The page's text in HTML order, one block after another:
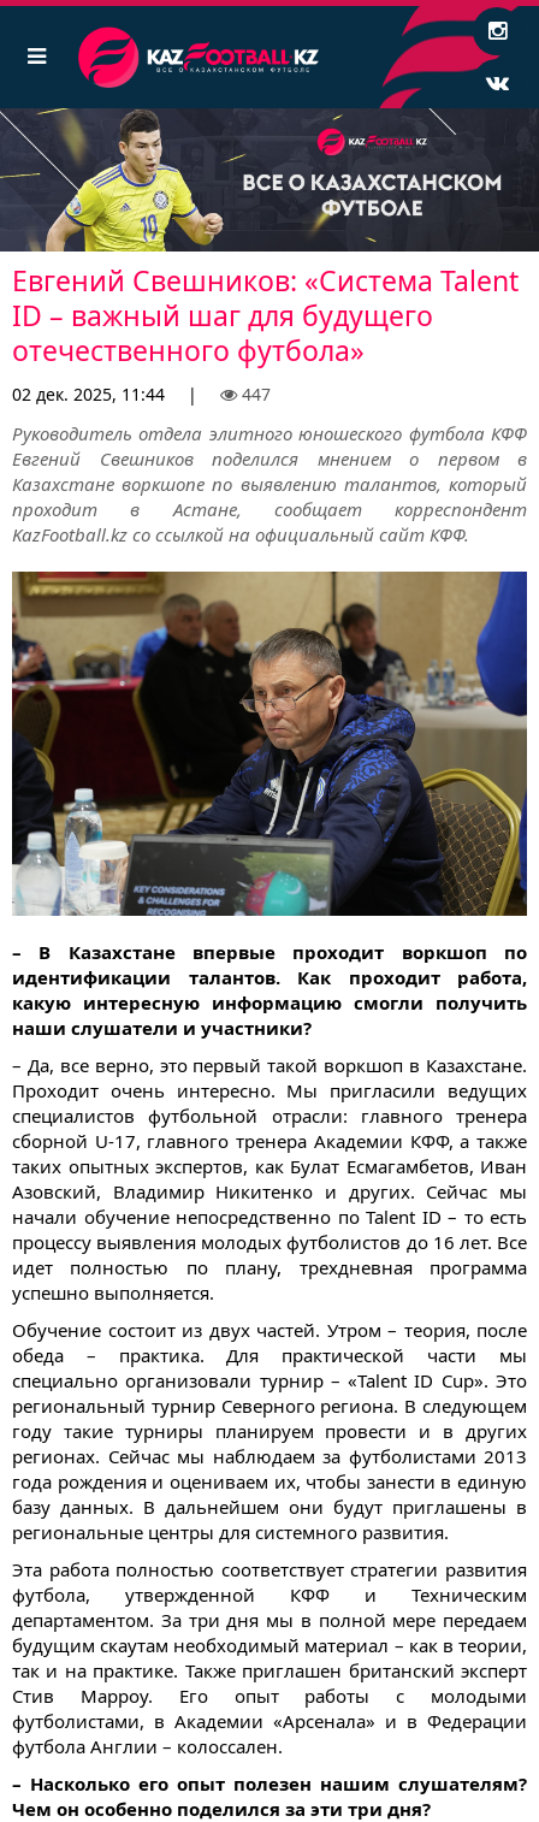
Евгений Свешников: «Система Talent
ID – важный шаг для будущего
отечественного футбола»
02 дек. 2025, 11:44 | 447
Руководитель отдела элитного юношеского футбола КФФ
Евгений Свешников поделился мнением о первом в
Казахстане воркшопе по выявлению талантов, который
проходит в Астане, сообщает корреспондент
KazFootball.kz со ссылкой на официальный сайт КФФ.
– В Казахстане впервые проходит воркшоп по
идентификации талантов. Как проходит работа,
какую интересную информацию смогли получить
наши слушатели и участники?
– Да, все верно, это первый такой воркшоп в Казахстане.
Проходит очень интересно. Мы пригласили ведущих
специалистов футбольной отрасли: главного тренера
сборной U-17, главного тренера Академии КФФ, а также
таких опытных экспертов, как Булат Есмагамбетов, Иван
Азовский, Владимир Никитенко и других. Сейчас мы
начали обучение непосредственно по Talent ID – то есть
процессу выявления молодых футболистов до 16 лет. Все
идет полностью по плану, трехдневная программа
успешно выполняется.
Обучение состоит из двух частей. Утром – теория, после
обеда – практика. Для практической части мы
специально организовали турнир – «Talent ID Cup». Это
региональный турнир Северного региона. В следующем
году такие турниры планируем провести и в других
регионах. Сейчас мы наблюдаем за футболистами 2013
года рождения и оцениваем их, чтобы занести в единую
базу данных. В дальнейшем они будут приглашены в
региональные центры для системного развития.
Эта работа полностью соответствует стратегии развития
футбола, утвержденной КФФ и Техническим
департаментом. За три дня мы в полной мере передаем
будущим скаутам необходимый материал – как в теории,
так и на практике. Также приглашен британский эксперт
Стив Марроу. Его опыт работы с молодыми
футболистами, в Академии «Арсенала» и в Федерации
футбола Англии – колоссален.
– Насколько его опыт полезен нашим слушателям?
Чем он особенно поделился за эти три дня?